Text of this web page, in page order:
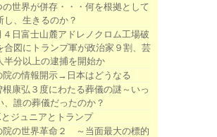
の世界が併存・・・何を根拠として
し、生きるのか？
４日富士山麓アドレノクロム工場破
合図にトランプ軍が政治家９割、芸
半分以上の逮捕を開始か
院の情報開示→日本はどうなる
根康弘３度にわたる葬儀の謎～いっ
、誰の葬儀だったのか？
ジュニアとトランプ
院の世界革命２ ～当面最大の標的